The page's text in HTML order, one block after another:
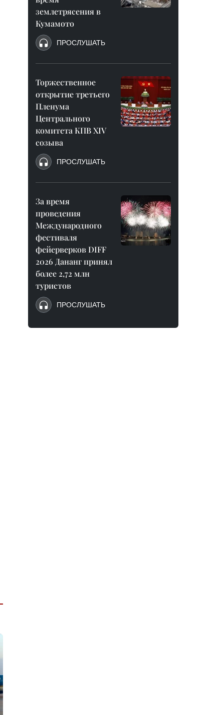
землетрясения в
Кумамото
ПРОСЛУШАТЬ
Торжественное
открытие третьего
Пленума
Центрального
комитета КПВ XIV
созыва
ПРОСЛУШАТЬ
За время
проведения
Международного
фестиваля
фейерверков DIFF
2026 Дананг принял
более 2,72 млн
туристов
ПРОСЛУШАТЬ